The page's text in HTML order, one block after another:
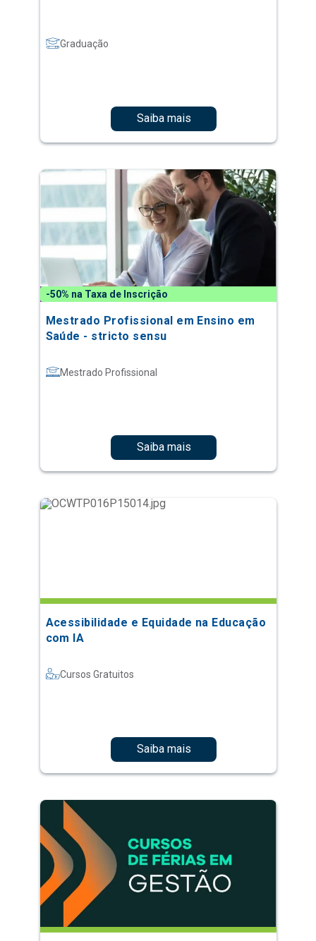
Graduação
Saiba mais
-50% na Taxa de Inscrição
Mestrado Profissional em Ensino em
Saúde - stricto sensu
Mestrado Profissional
Saiba mais
Acessibilidade e Equidade na Educação
com IA
Cursos Gratuitos
Saiba mais